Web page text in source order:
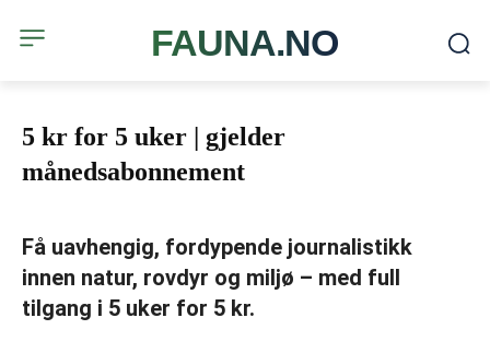
FAUNA.NO
5 kr for 5 uker | gjelder
månedsabonnement
Få uavhengig, fordypende journalistikk
innen natur, rovdyr og miljø – med full
tilgang i 5 uker for 5 kr.